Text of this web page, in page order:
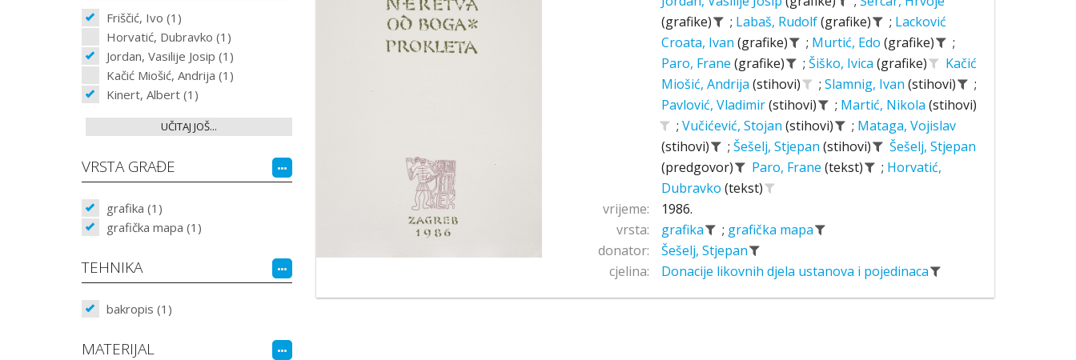
Friščić, Ivo (1)
Horvatić, Dubravko (1)
Jordan, Vasilije Josip (1)
Kačić Miošić, Andrija (1)
Kinert, Albert (1)
UČITAJ JOŠ...
VRSTA GRAĐE
grafika (1)
grafička mapa (1)
TEHNIKA
bakropis (1)
MATERIJAL
(grafike)
; Labaš, Rudolf(grafike) ; Lacković
Croata, Ivan (grafike) ; Murtić, Edo (grafike)
;
Paro, Frane (grafike) ; Šiško, Ivica (grafike)
Kačić
Miošić, Andrija (stihovi) ; Slamnig, Ivan (stihovi)
;
Pavlović, Vladimir(stihovi) ; Martić, Nikola (stihovi)
; Vučićević, Stojan (stihovi) ; Mataga, Vojislav
(stihovi)
; Šešelj, Stjepan (stihovi)
Šešelj, Stjepan
(predgovor)
Paro, Frane (tekst) ; Horvatić,
Dubravko (tekst)
vrijeme:
1986.
vrsta:
grafika ; grafička mapa
donator:
Šešelj, Stjepan
cjelina:
Donacije likovnih djela ustanova i pojedinaca